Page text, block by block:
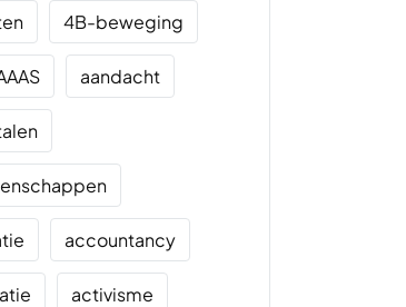
4B-beweging
aandacht
accountancy
activisme